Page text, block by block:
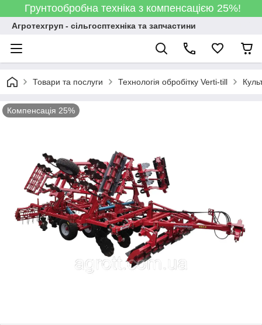
Грунтообробна техніка з компенсацією 25%!
Агротехгруп - сільгосптехніка та запчастини
Товари та послуги Технологія обробітку Verti-till
Компенсація 25%